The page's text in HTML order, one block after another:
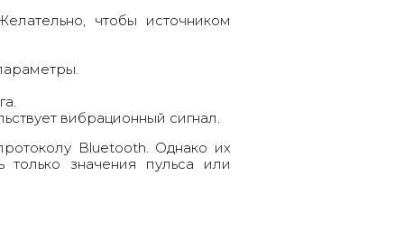
чтобы источником
вибрационный сигнал.
Bluetooth. Однако их
только значения пульса или